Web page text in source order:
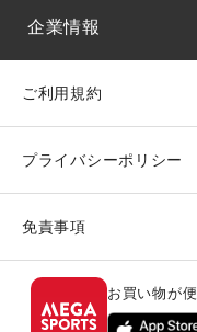
企業情報
ご利用規約
プライバシーポリシー
免責事項
お買い物が